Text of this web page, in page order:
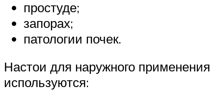
простуде;
запорах;
патологии почек.
Настои для наружного применения
используются: